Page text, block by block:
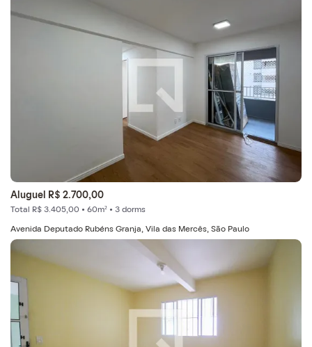
Aluguel R$ 2.700,00
Total R$ 3.405,00 • 60m² • 3 dorms
Avenida Deputado Rubéns Granja, Vila das Mercês, São Paulo